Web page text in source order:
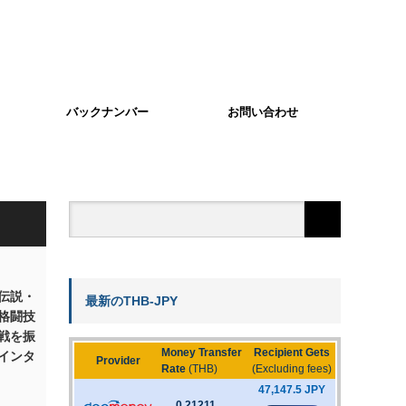
バックナンバー お問い合わせ
説・
闘技
を振
ンタ
最新のTHB-JPY